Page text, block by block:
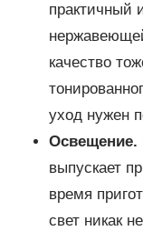
практичный
качество
уход нужен
Освещение.
выпускает
время
свет никак